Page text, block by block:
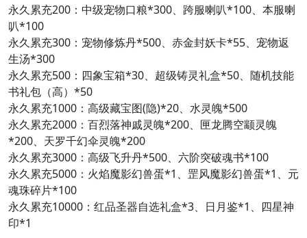
永久累充200：中级宠物口粮*300、跨服喇叭*100、本服喇
叭*100
永久累充300：宠物修炼丹*500、赤金封妖卡*55、宠物返
生汤*300
永久累充500：四象宝箱*30、超级铸灵礼盒*50、随机技能
书礼包（高）*50
永久累充1000：高级藏宝图(隐)*20、水灵魄*500
永久累充2000：百烈落神戚灵魄*200、匣龙腾空颛灵魄
*200、天罗千幻伞灵魄*200
永久累充3000：高级飞升丹*500、六阶突破魂书*100
永久累充5000：火焰魔影幻兽蛋*1、罡风魔影幻兽蛋*1、元
魂珠碎片*100
永久累充10000：红品圣器自选礼盒*3、日月鉴*1、四星神
印*1